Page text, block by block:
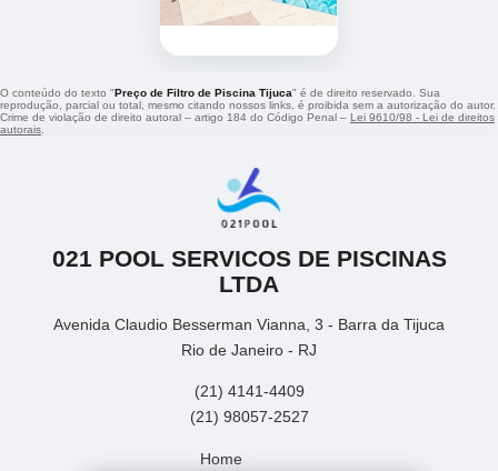
O conteúdo do texto " Preço de Filtro de Piscina Tijuca" é de direito reservado. Sua
reprodução, parcial ou total, mesmo citando nossos links, é proibida sem a autorização do autor.
Crime de violação de direito autoral – artigo 184 do Código Penal – Lei 9610/98 - Lei de direitos
autorais.
021 POOL SERVICOS DE PISCINAS
LTDA
Avenida Claudio Besserman Vianna, 3 - Barra da Tijuca
Rio de Janeiro - RJ
(21) 4141-4409
(21) 98057-2527
Home